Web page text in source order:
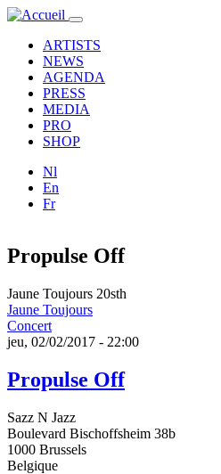
Aller au contenu principal
Toggle
navigation
ARTISTS
NEWS
AGENDA
PRESS
MEDIA
PRO
SHOP
Nl
En
Fr
Propulse Off
Jaune Toujours 20sth
Jaune Toujours
Concert
jeu, 02/02/2017 - 22:00
Propulse Off
Sazz N Jazz
Boulevard Bischoffsheim 38b
1000 Brussels
Belgique